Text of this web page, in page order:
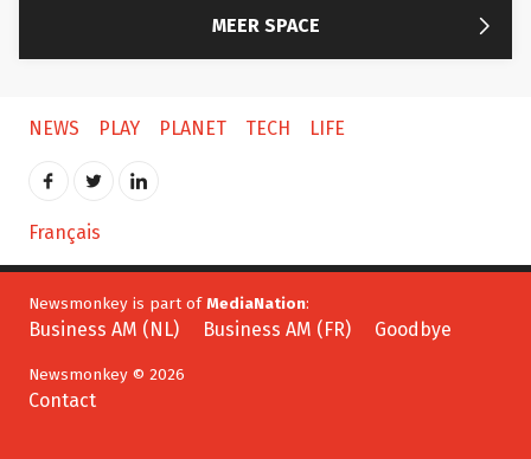
MEER SPACE 
NEWS PLAY PLANET TECH LIFE
Français
Newsmonkey is part of MediaNation
Business AM (NL) Business AM (FR) Goodbye
Newsmonkey © 2026
Contact